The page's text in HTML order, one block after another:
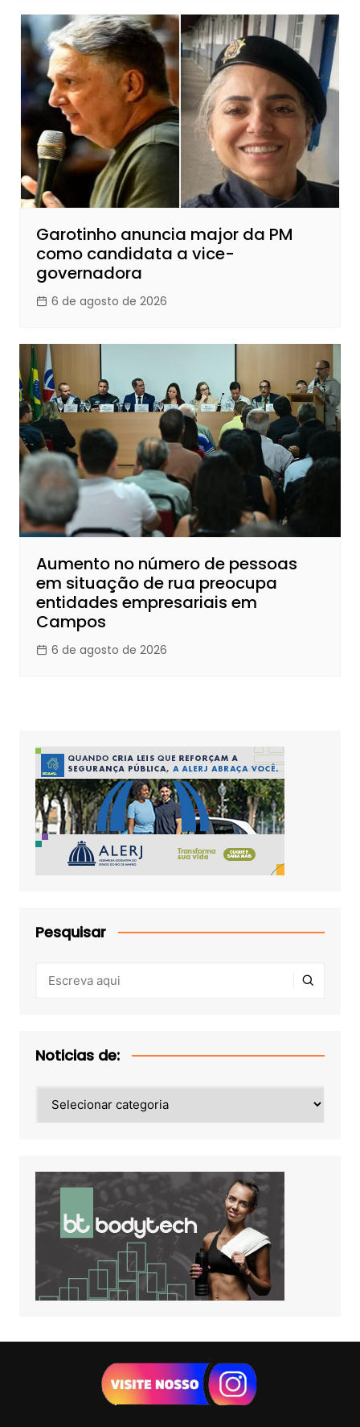
Garotinho anuncia major da PM
como candidata a vice-
governadora
6 de agosto de 2026
Aumento no número de pessoas
em situação de rua preocupa
entidades empresariais em
Campos
6 de agosto de 2026
Pesquisar
Noticias de:
de: